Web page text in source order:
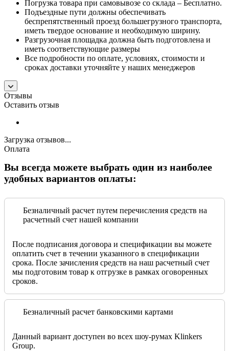
Погрузка товара при самовывозе со склада – Бесплатно.
Подъездные пути должны обеспечивать
беспрепятственный проезд большегрузного транспорта,
иметь твердое основание и необходимую ширину.
Разгрузочная площадка должна быть подготовлена и
иметь соответствующие размеры
Все подробности по оплате, условиях, стоимости и
сроках доставки уточняйте у наших менеджеров
Отзывы
Оставить отзыв
Загрузка отзывов...
Оплата
Вы всегда можете выбрать один из наиболее
удобных вариантов оплаты:
Безналичный расчет путем перечисления средств на
расчетный счет нашей компании
После подписания договора и спецификации вы можете
оплатить счет в течении указанного в спецификации
срока. После зачисления средств на наш расчетный счет
мы подготовим товар к отгрузке в рамках оговоренных
сроков.
Безналичный расчет банковскими картами
Данный вариант доступен во всех шоу-румах Klinkers
Group.